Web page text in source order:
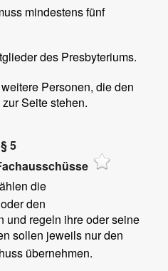
mindestens fünf
des Presbyteriums.
Personen, die den
Seite stehen.
§ 5
die
den
und regeln ihre oder seine
sollen jeweils nur den
übernehmen.